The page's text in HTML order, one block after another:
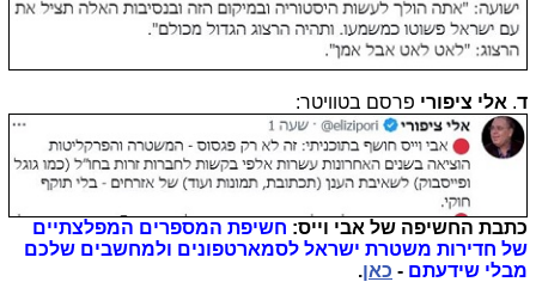
ד. אלי ציפורי פרסם בטוויטר:
כתבת החשיפה של אבי וייס: חשיפת המספרים המפלצתיים
של חדירות משטרת ישראל לסמארטפונים ולמחשבים שלכם
מבלי שידעתם - כאן.